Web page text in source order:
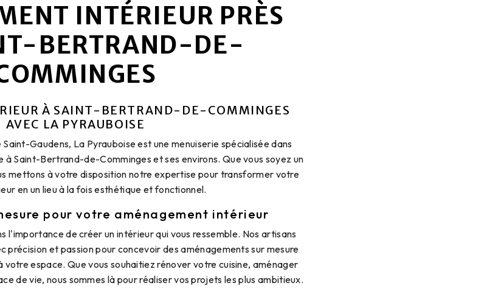
INTÉRIEUR PRÈS
BERTRAND-DE-
À SAINT-BERTRAND-DE-COMMINGES
AVEC LA PYRAUBOISE
Gaudens, La Pyrauboise est une menuiserie spécialisée dans
à Saint-Bertrand-de-Comminges et ses environs. Que vous soyez un
mettons à votre disposition notre expertise pour transformer votre
en un lieu à la fois esthétique et fonctionnel.
pour votre aménagement intérieur
l'importance de créer un intérieur qui vous ressemble. Nos artisans
précision et passion pour concevoir des aménagements sur mesure
espace. Que vous souhaitiez rénover votre cuisine, aménager
de vie, nous sommes là pour réaliser vos projets les plus ambitieux.